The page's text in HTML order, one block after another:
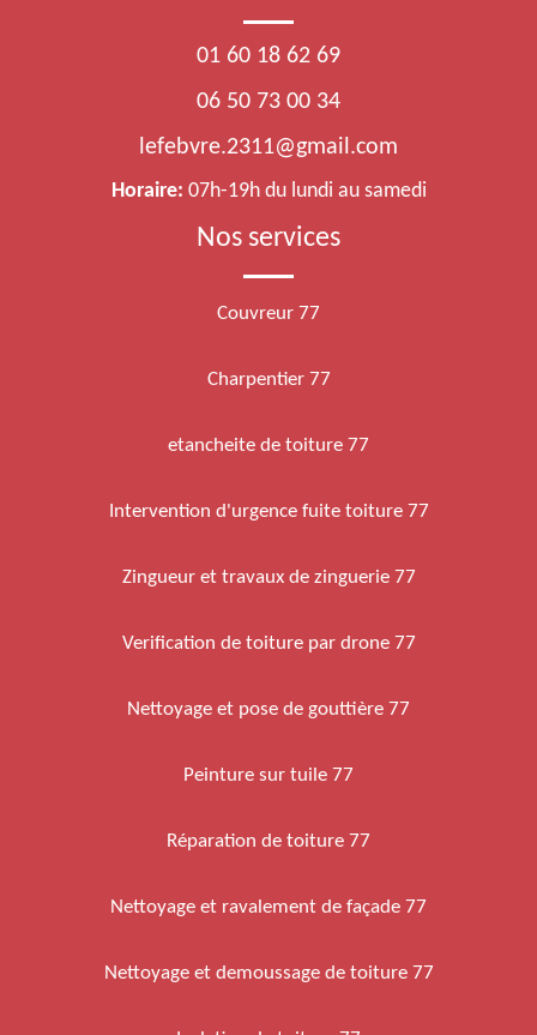
01 60 18 62 69
06 50 73 00 34
lefebvre.2311@gmail.com
Horaire: 07h-19h du lundi au samedi
Nos services
Couvreur 77
Charpentier 77
etancheite de toiture 77
Intervention d'urgence fuite toiture 77
Zingueur et travaux de zinguerie 77
Verification de toiture par drone 77
Nettoyage et pose de gouttière 77
Peinture sur tuile 77
Réparation de toiture 77
Nettoyage et ravalement de façade 77
Nettoyage et demoussage de toiture 77